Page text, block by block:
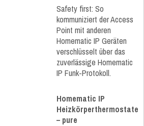
Safety first: So
kommuniziert der Access
Point mit anderen
Homematic IP Geräten
verschlüsselt über das
zuverlässige Homematic
IP Funk-Protokoll.
Homematic IP
Heizkörperthermostate
– pure